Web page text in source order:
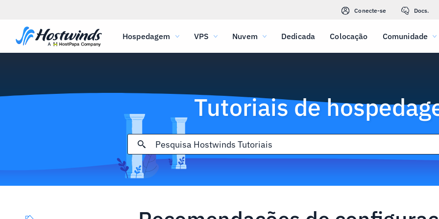
Conecte-se Docs.
Hospedagem VPS Nuvem Dedicada Colocação Comunidade
Tutoriais de